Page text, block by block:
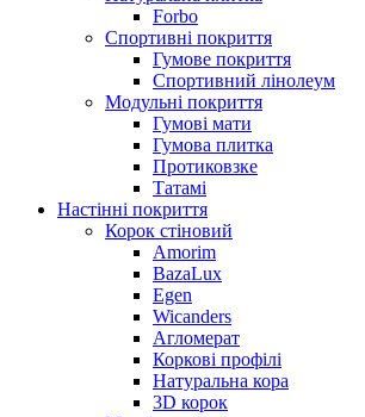
Forbo
Спортивні покриття
Гумове покриття
Спортивний лінолеум
Модульні покриття
Гумові мати
Гумова плитка
Протиковзке
Татамі
Настінні покриття
Корок стіновий
Amorim
BazaLux
Egen
Wicanders
Агломерат
Коркові профілі
Натуральна кора
3D корок